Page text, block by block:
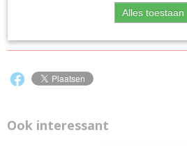
- Ideaal voor sport en vrije tijd
- Robuust en wasbaar buitenmateriaal
- Afmetingen: ca. 33 x 19 x 46 cm
Ook interessant
Alles toestaan